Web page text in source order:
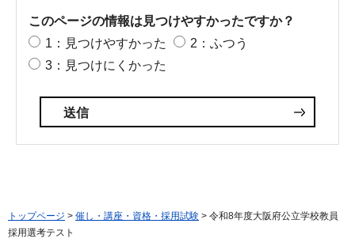
このページの情報は見つけやすかったですか？
1：見つけやすかった
2：ふつう
3：見つけにくかった
トップページ > 催し・講座・資格・採用試験 > 令和8年度大阪府公立学校教員
採用選考テスト